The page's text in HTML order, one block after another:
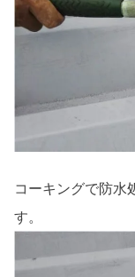
コーキングで防水
す。